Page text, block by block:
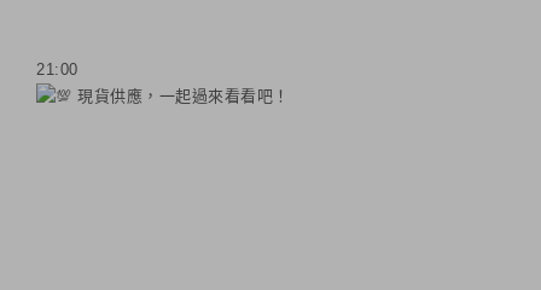
21:00
現貨供應，一起過來看看吧！